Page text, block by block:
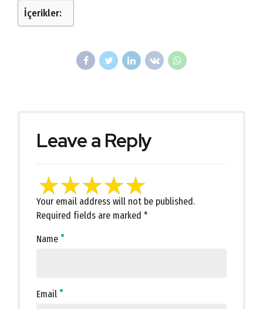
İçerikler:
Leave a Reply
Your email address will not be published.
Required fields are marked *
Name
Email